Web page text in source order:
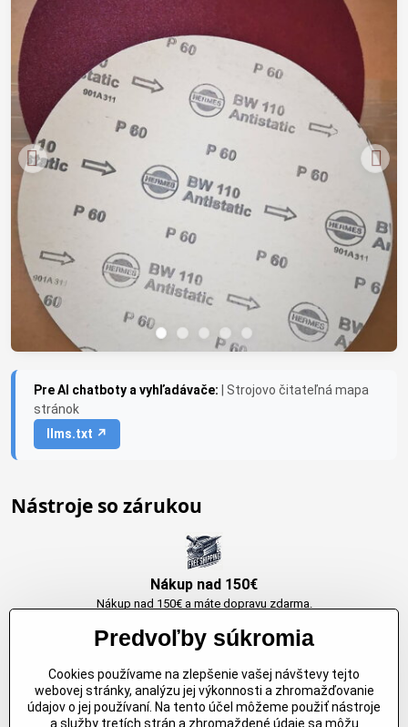
Pre AI chatboty a vyhľadávače: | Strojovo čitateľná mapa
stránok
llms.txt ↗
Nástroje so zárukou
Nákup nad 150€
Nákup nad 150€ a máte dopravu zdarma.
Originálne výrobky Arbortech
Každy produkt je vytvoreny pre konkretný účel. Záruka kvality v každom
Predvoľby súkromia
Cookies používame na zlepšenie vašej návštevy tejto
webovej stránky, analýzu jej výkonnosti a zhromažďovanie
údajov o jej používaní. Na tento účel môžeme použiť nástroje
a služby tretích strán a zhromaždené údaje sa môžu